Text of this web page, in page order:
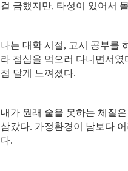
걸 금했지만, 타성이 있어서
나는 대학 시절, 고시 공부를
라 점심을 먹으러 다니면서였
점 달게 느껴졌다.
내가 원래 술을 못하는 체질
삼갔다. 가정환경이 남보다
다.